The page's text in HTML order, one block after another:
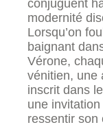
conjuguent
modernité
Lorsqu’on
baignant
Vérone,
vénitien, une
inscrit dans
une
ressentir son